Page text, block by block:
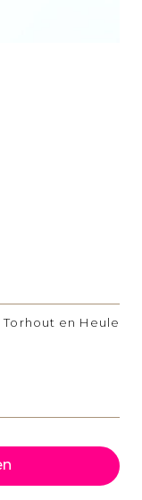
Torhout en Heule